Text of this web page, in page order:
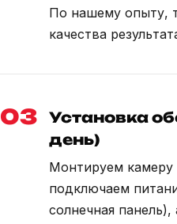
По нашему опыту,
качества
03
Установка
день)
Монтируем
подключаем
солнечная